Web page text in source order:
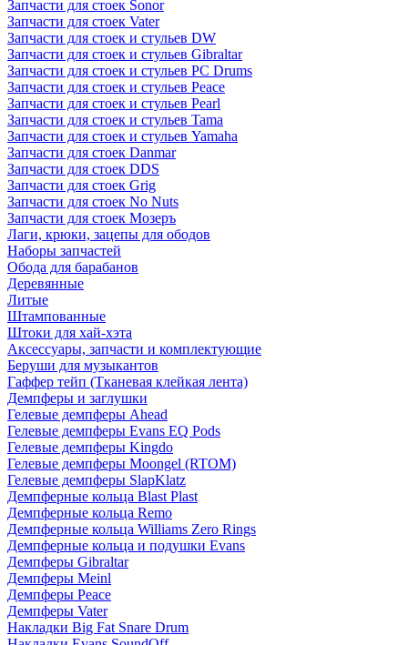
Запчасти для стоек Sonor
Запчасти для стоек Vater
Запчасти для стоек и стульев DW
Запчасти для стоек и стульев Gibraltar
Запчасти для стоек и стульев PC Drums
Запчасти для стоек и стульев Peace
Запчасти для стоек и стульев Pearl
Запчасти для стоек и стульев Tama
Запчасти для стоек и стульев Yamaha
Запчасти для стоек Danmar
Запчасти для стоек DDS
Запчасти для стоек Grig
Запчасти для стоек No Nuts
Запчасти для стоек Мозеръ
Лаги, крюки, зацепы для ободов
Наборы запчастей
Обода для барабанов
Деревянные
Литые
Штампованные
Штоки для хай-хэта
Аксессуары, запчасти и комплектующие
Беруши для музыкантов
Гаффер тейп (Тканевая клейкая лента)
Демпферы и заглушки
Гелевые демпферы Ahead
Гелевые демпферы Evans EQ Pods
Гелевые демпферы Kingdo
Гелевые демпферы Moongel (RTOM)
Гелевые демпферы SlapKlatz
Демпферные кольца Blast Plast
Демпферные кольца Remo
Демпферные кольца Williams Zero Rings
Демпферные кольца и подушки Evans
Демпферы Gibraltar
Демпферы Meinl
Демпферы Peace
Демпферы Vater
Накладки Big Fat Snare Drum